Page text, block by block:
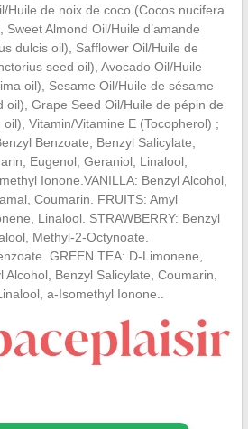
Huile de noix de coco (Cocos nucifera
Almond Oil/Huile d’amande
dulcis oil), Safflower Oil/Huile de
seed oil), Avocado Oil/Huile
oil), Sesame Oil/Huile de sésame
oil), Grape Seed Oil/Huile de pépin de
Vitamin/Vitamine E (Tocopherol) ;
Benzoate, Benzyl Salicylate,
Eugenol, Geraniol, Linalool,
Ionone.VANILLA: Benzyl Alcohol,
Coumarin. FRUITS: Amyl
Linalool. STRAWBERRY: Benzyl
Methyl-2-Octynoate.
GREEN TEA: D-Limonene,
Alcohol, Benzyl Salicylate, Coumarin,
a-Isomethyl Ionone..